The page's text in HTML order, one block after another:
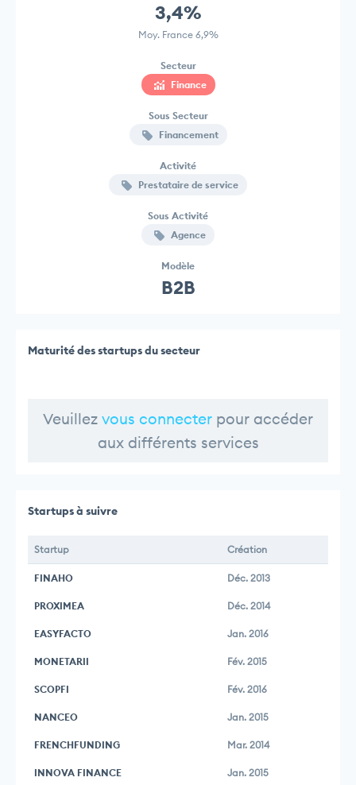
3,4%
Moy. France 6,9%
Secteur
Finance
Sous Secteur
Financement
Activité
Prestataire de service
Sous Activité
Agence
Modèle
B2B
Maturité des startups du secteur
Veuillez vous connecter pour accéder
aux différents services
Startups à suivre
Startup Création
FINAHO Déc. 2013
PROXIMEA Déc. 2014
EASYFACTO Jan. 2016
MONETARII Fév. 2015
SCOPFI Fév. 2016
NANCEO Jan. 2015
FRENCHFUNDING Mar. 2014
INNOVA FINANCE Jan. 2015